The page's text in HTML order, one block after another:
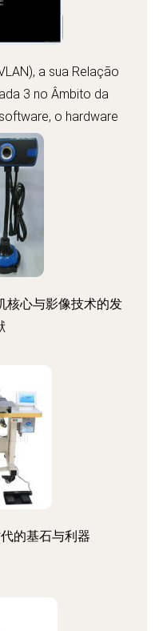
a sua Relação
3 no Âmbito da
o hardware
A Uso”、“Vistando
核心与影像技术的发
的基石与利器